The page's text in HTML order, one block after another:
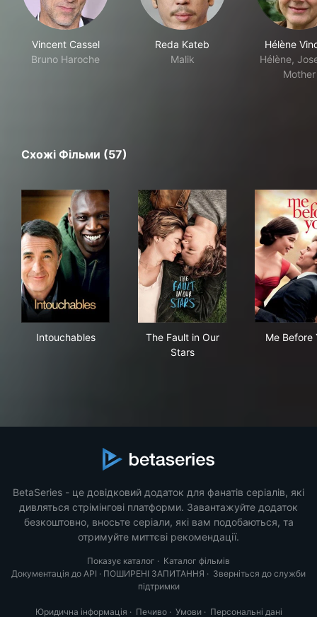
Vincent Cassel
Bruno Haroche
Reda Kateb
Malik
Hélène
Hélène,
Mother
Схожі Фільми (57)
Intouchables
The Fault in Our
Stars
Me Before
BetaSeries - це довідковий додаток для фанатів серіалів, які
дивляться стрімінгові платформи. Завантажуйте додаток
безкоштовно, вносьте серіали, які вам подобаються, та
отримуйте миттєві рекомендації.
Показує каталог · Каталог фільмів
Документація до API · ПОШИРЕНІ ЗАПИТАННЯ · Зверніться до служби
підтримки
Юридична інформація · Печиво· Умови· Персональні дані